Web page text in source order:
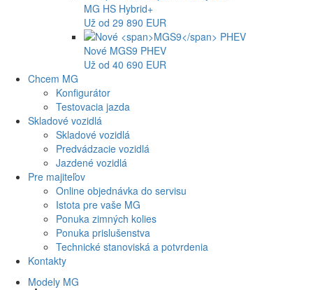
MG HS Hybrid+
Už od 29 890 EUR
Nové MGS9 PHEV
Už od 40 690 EUR
Chcem MG
Konfigurátor
Testovacia jazda
Skladové vozidlá
Skladové vozidlá
Predvádzacie vozidlá
Jazdené vozidlá
Pre majiteľov
Online objednávka do servisu
Istota pre vaše MG
Ponuka zimných kolies
Ponuka prislušenstva
Technické stanoviská a potvrdenia
Kontakty
Modely MG